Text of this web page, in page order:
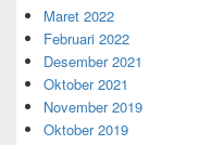
Maret 2022
Februari 2022
Desember 2021
Oktober 2021
November 2019
Oktober 2019